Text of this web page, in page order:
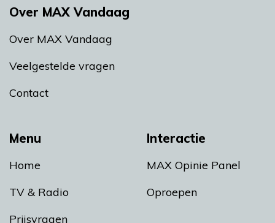
Menu
Home
TV & Radio
Prijsvragen
Interactie
MAX Opinie Panel
Oproepen
Over MAX Vandaag
Over MAX Vandaag
Veelgestelde vragen
Contact